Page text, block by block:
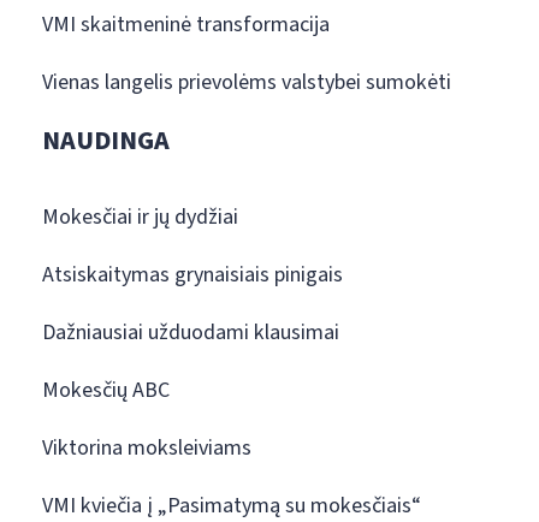
VMI skaitmeninė transformacija
Vienas langelis prievolėms valstybei sumokėti
NAUDINGA
Mokesčiai ir jų dydžiai
Atsiskaitymas grynaisiais pinigais
Dažniausiai užduodami klausimai
Mokesčių ABC
Viktorina moksleiviams
VMI kviečia į „Pasimatymą su mokesčiais“